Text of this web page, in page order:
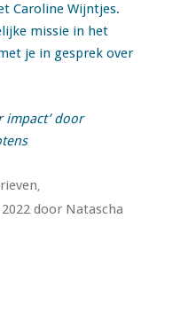
Caroline Wijntjes.
missie in het
je in gesprek over
impact’ door
,
door Natascha